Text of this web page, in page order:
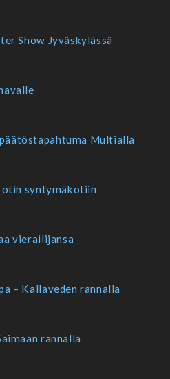
Show Jyväskylässä
Multialla
syntymäkotiin
vierailijansa
– Kallaveden rannalla
rannalla